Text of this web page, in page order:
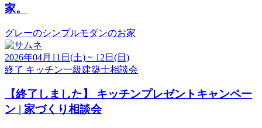
家。
グレーのシンプルモダンのお家
2026年04月11日(土) ~ 12日(日)
終了 キッチン一級建築士相談会
【終了しました】
キッチンプレゼントキャンペー
ン | 家づくり相談会